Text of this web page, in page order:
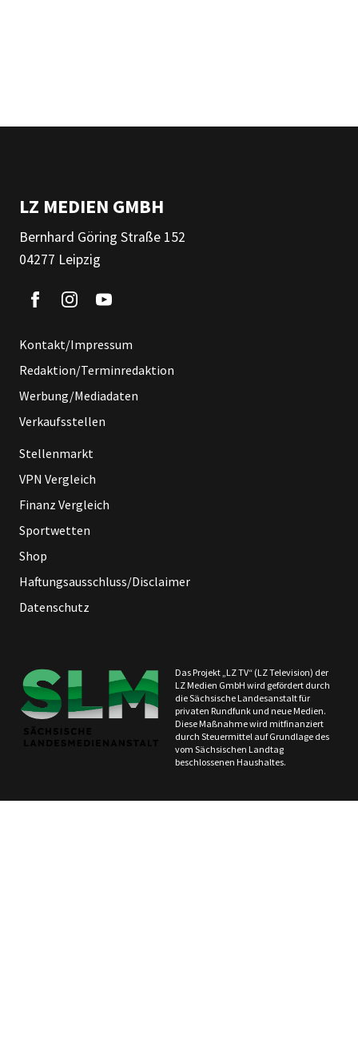
LZ MEDIEN GMBH
Bernhard Göring Straße 152
04277 Leipzig
Kontakt/Impressum
Redaktion/Terminredaktion
Werbung/Mediadaten
Verkaufsstellen
Stellenmarkt
VPN Vergleich
Finanz Vergleich
Sportwetten
Shop
Haftungsausschluss/Disclaimer
Datenschutz
Das Projekt „LZ TV“ (LZ Television) der
LZ Medien GmbH wird gefördert durch
die Sächsische Landesanstalt für
privaten Rundfunk und neue Medien.
Diese Maßnahme wird mitfinanziert
durch Steuermittel auf Grundlage des
vom Sächsischen Landtag
beschlossenen Haushaltes.